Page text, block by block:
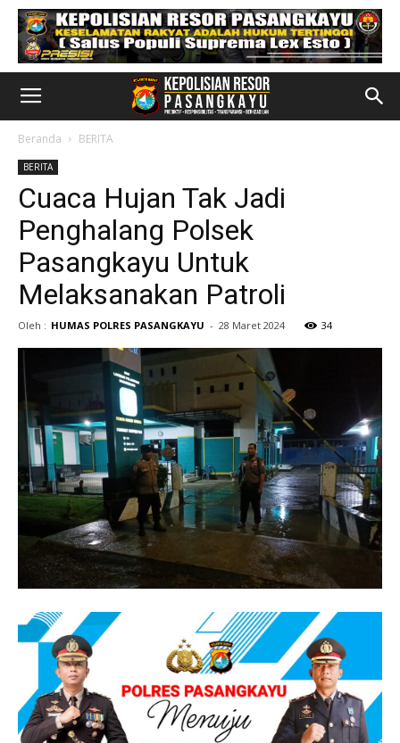
Beranda BERITA
BERITA
Cuaca Hujan Tak Jadi
Penghalang Polsek
Pasangkayu Untuk
Melaksanakan Patroli
Oleh : HUMAS POLRES PASANGKAYU - 28 Maret 2024 34